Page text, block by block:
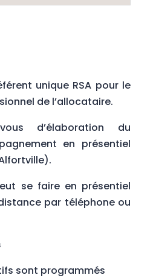
unique RSA pour le
de l’allocataire.
d’élaboration du
en présentiel
se faire en présentiel
par téléphone ou
sont programmés